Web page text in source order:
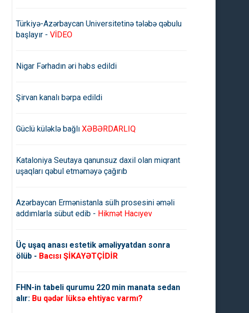
Türkiyə-Azərbaycan Universitetinə tələbə qəbulu
başlayır - VİDEO
Nigar Fərhadın əri həbs edildi
Şirvan kanalı bərpa edildi
Güclü küləklə bağlı XƏBƏRDARLIQ
Kataloniya Seutaya qanunsuz daxil olan miqrant
uşaqları qəbul etməməyə çağırıb
Azərbaycan Ermənistanla sülh prosesini əməli
addımlarla sübut edib - Hikmət Hacıyev
Üç uşaq anası estetik əməliyyatdan sonra
ölüb - Bacısı ŞİKAYƏTÇİDİR
FHN-in tabeli qurumu 220 min manata sedan
alır: Bu qədər lüksə ehtiyac varmı?